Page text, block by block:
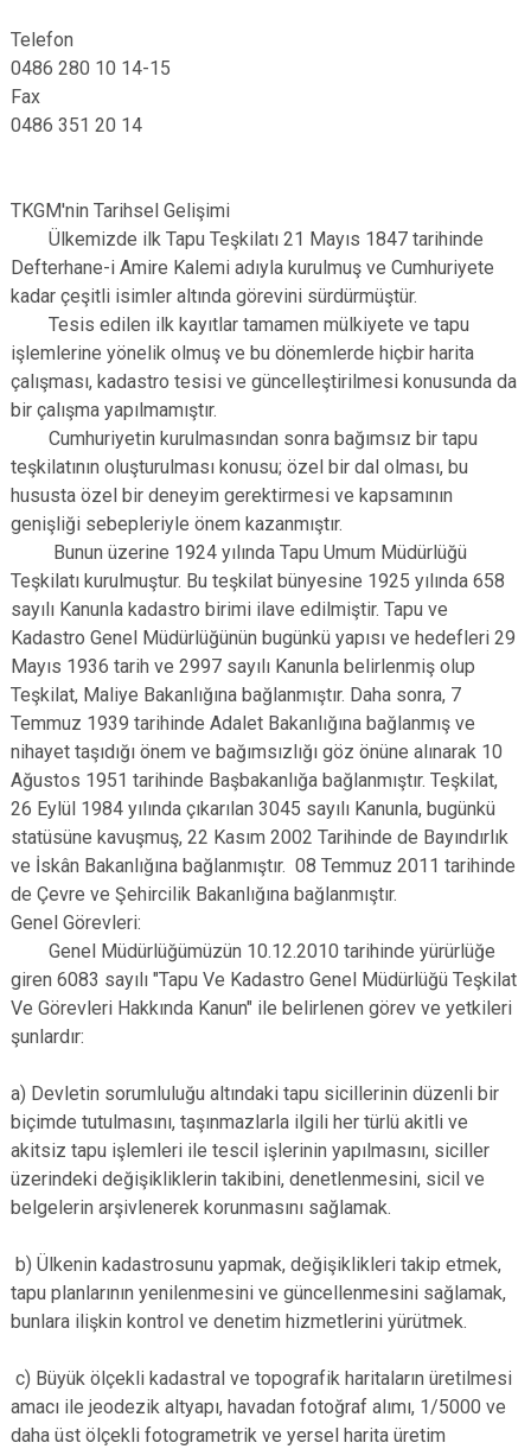
Telefon
0486 280 10 14-15
Fax
0486 351 20 14
TKGM'nin Tarihsel Gelişimi
Ülkemizde ilk Tapu Teşkilatı 21 Mayıs 1847 tarihinde
Defterhane-i Amire Kalemi adıyla kurulmuş ve Cumhuriyete
kadar çeşitli isimler altında görevini sürdürmüştür.
Tesis edilen ilk kayıtlar tamamen mülkiyete ve tapu
işlemlerine yönelik olmuş ve bu dönemlerde hiçbir harita
çalışması, kadastro tesisi ve güncelleştirilmesi konusunda da
bir çalışma yapılmamıştır.
Cumhuriyetin kurulmasından sonra bağımsız bir tapu
teşkilatının oluşturulması konusu; özel bir dal olması, bu
hususta özel bir deneyim gerektirmesi ve kapsamının
genişliği sebepleriyle önem kazanmıştır.
Bunun üzerine 1924 yılında Tapu Umum Müdürlüğü
Teşkilatı kurulmuştur. Bu teşkilat bünyesine 1925 yılında 658
sayılı Kanunla kadastro birimi ilave edilmiştir. Tapu ve
Kadastro Genel Müdürlüğünün bugünkü yapısı ve hedefleri 29
Mayıs 1936 tarih ve 2997 sayılı Kanunla belirlenmiş olup
Teşkilat, Maliye Bakanlığına bağlanmıştır. Daha sonra, 7
Temmuz 1939 tarihinde Adalet Bakanlığına bağlanmış ve
nihayet taşıdığı önem ve bağımsızlığı göz önüne alınarak 10
Ağustos 1951 tarihinde Başbakanlığa bağlanmıştır. Teşkilat,
26 Eylül 1984 yılında çıkarılan 3045 sayılı Kanunla, bugünkü
statüsüne kavuşmuş, 22 Kasım 2002 Tarihinde de Bayındırlık
ve İskân Bakanlığına bağlanmıştır. 08 Temmuz 2011 tarihinde
de Çevre ve Şehircilik Bakanlığına bağlanmıştır.
Genel Görevleri:
Genel Müdürlüğümüzün 10.12.2010 tarihinde yürürlüğe
giren 6083 sayılı "Tapu Ve Kadastro Genel Müdürlüğü Teşkilat
Ve Görevleri Hakkında Kanun" ile belirlenen görev ve yetkileri
şunlardır:
a) Devletin sorumluluğu altındaki tapu sicillerinin düzenli bir
biçimde tutulmasını, taşınmazlarla ilgili her türlü akitli ve
akitsiz tapu işlemleri ile tescil işlerinin yapılmasını, siciller
üzerindeki değişikliklerin takibini, denetlenmesini, sicil ve
belgelerin arşivlenerek korunmasını sağlamak.
b) Ülkenin kadastrosunu yapmak, değişiklikleri takip etmek,
tapu planlarının yenilenmesini ve güncellenmesini sağlamak,
bunlara ilişkin kontrol ve denetim hizmetlerini yürütmek.
c) Büyük ölçekli kadastral ve topografik haritaların üretilmesi
amacı ile jeodezik altyapı, havadan fotoğraf alımı, 1/5000 ve
daha üst ölçekli fotogrametrik ve yersel harita üretim